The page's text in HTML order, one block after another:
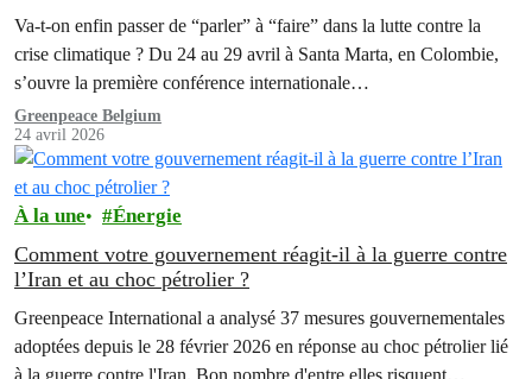
Va-t-on enfin passer de “parler” à “faire” dans la lutte contre la
crise climatique ? Du 24 au 29 avril à Santa Marta, en Colombie,
s’ouvre la première conférence internationale…
Greenpeace Belgium
24 avril 2026
À la une Énergie
Comment votre gouvernement réagit-il à la guerre contre
l’Iran et au choc pétrolier ?
Greenpeace International a analysé 37 mesures gouvernementales
adoptées depuis le 28 février 2026 en réponse au choc pétrolier lié